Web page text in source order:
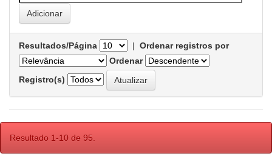
Resultados/Página | Ordenar registros por
Ordenar
Registro(s)
Resultado 1-10 de 95.